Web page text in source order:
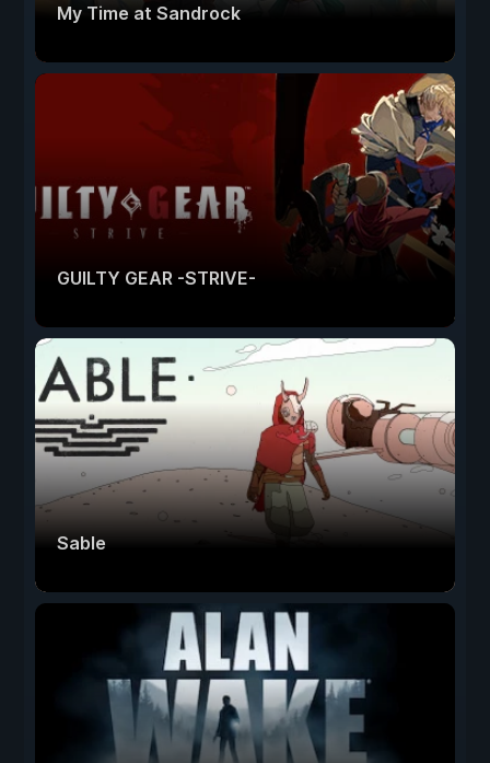
My Time at Sandrock
GUILTY GEAR -STRIVE-
Sable